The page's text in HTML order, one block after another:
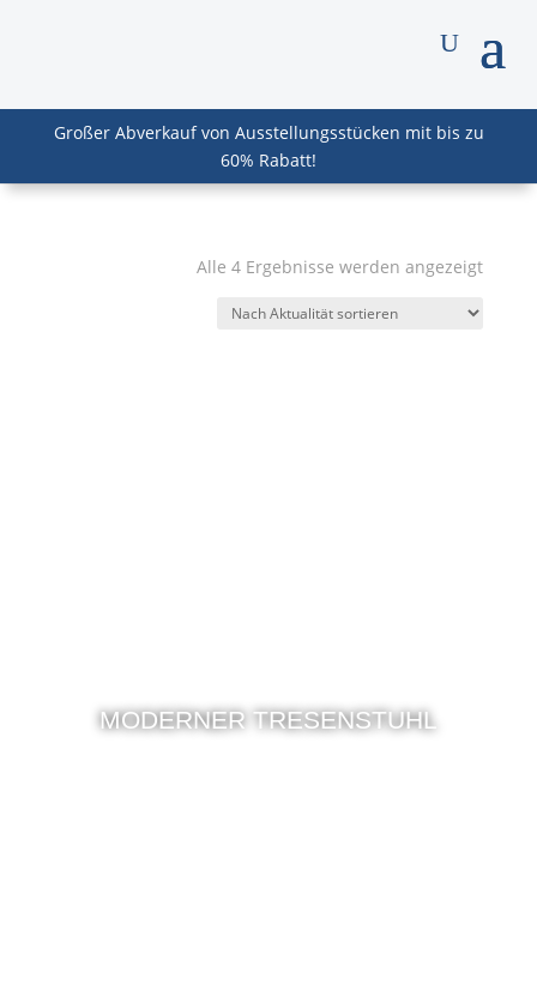
Großer Abverkauf von Ausstellungsstücken mit bis zu
60% Rabatt!
Alle 4 Ergebnisse werden angezeigtNach
MODERNER TRESENSTUHL